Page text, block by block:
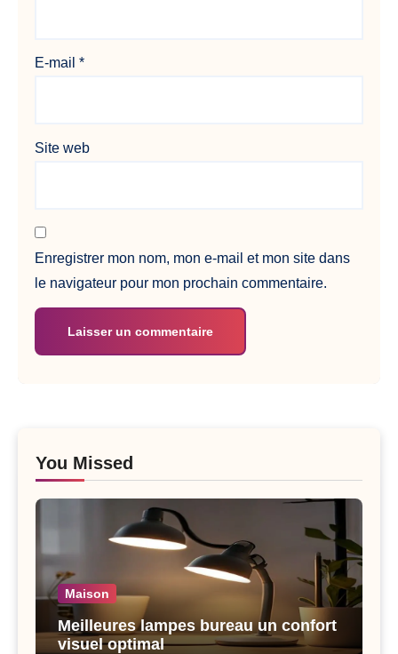
E-mail*
Site web
Enregistrer mon nom, mon e-mail et mon site dans
le navigateur pour mon prochain commentaire.
You Missed
Maison
Meilleures lampes bureau un confort
visuel optimal